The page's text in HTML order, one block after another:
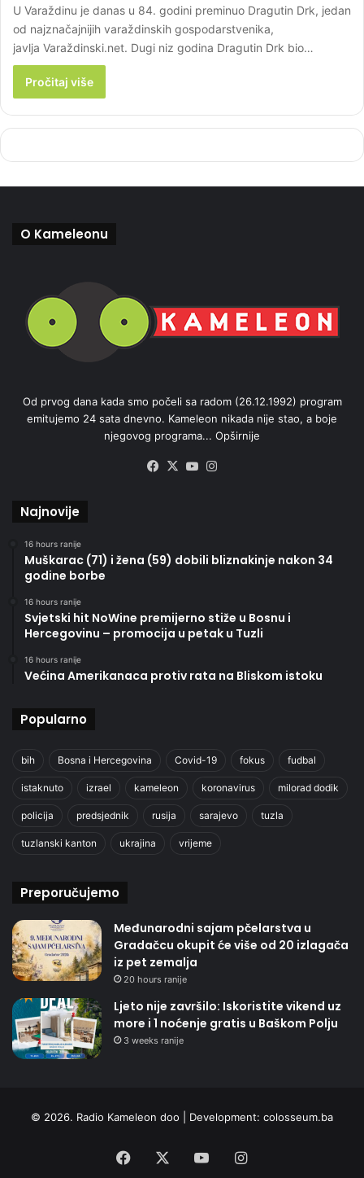
U Varaždinu je danas u 84. godini preminuo Dragutin Drk, jedan
od najznačajnijih varaždinskih gospodarstvenika,
javlja Varaždinski.net. Dugi niz godina Dragutin Drk bio…
Pročitaj više
O Kameleonu
Od prvog dana kada smo počeli sa radom (26.12.1992) program
emitujemo 24 sata dnevno. Kameleon nikada nije stao, a boje
njegovog programa... Opširnije
Facebook
X YouTube
Najnovije
16 hours ranije
Muškarac (71) i žena (59) dobili bliznakinje nakon 34
godine borbe
16 hours ranije
Svjetski hit NoWine premijerno stiže u Bosnu i
Hercegovinu – promocija u petak u Tuzli
16 hours ranije
Većina Amerikanaca protiv rata na Bliskom istoku
Popularno
bih Bosna i Hercegovina Covid-19 fokus fudbal
istaknuto izrael kameleon koronavirus milorad dodik
policija predsjednik rusija sarajevo tuzla
tuzlanski kanton ukrajina vrijeme
Preporučujemo
Međunarodni sajam pčelarstva u
Gradačcu okupit će više od 20 izlagača
iz pet zemalja
20 hours ranije
Ljeto nije završilo: Iskoristite vikend uz
more i 1 noćenje gratis u Baškom Polju
3 weeks ranije
© 2026. Radio Kameleon doo | Development: colosseum.ba
Facebook YouTubeInstagram